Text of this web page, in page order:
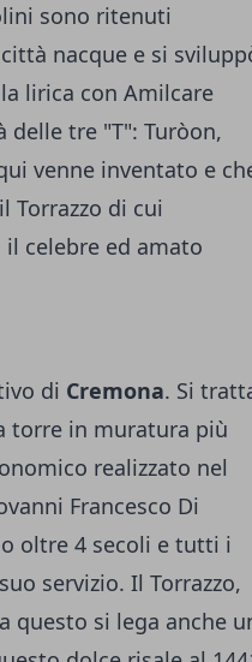
sono ritenuti
nacque e si
lirica con Amilcare
delle tre "T": Turòon,
venne inventato e
Torrazzo di cui
il celebre ed amato
di Cremona. Si
torre in muratura più
realizzato nel
Francesco Di
oltre 4 secoli e tutti i
servizio. Il Torrazzo,
questo si lega anche